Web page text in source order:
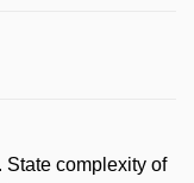
State complexity of